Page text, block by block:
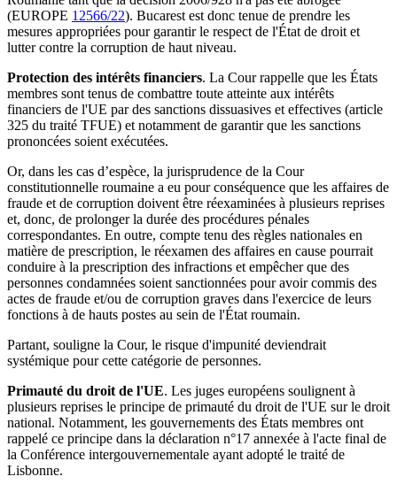
(EUROPE 12566/22). Bucarest est donc tenue de prendre les
mesures appropriées pour garantir le respect de l'État de droit et
lutter contre la corruption de haut niveau.
Protection des intérêts financiers. La Cour rappelle que les États
membres sont tenus de combattre toute atteinte aux intérêts
financiers de l'UE par des sanctions dissuasives et effectives (article
325 du traité TFUE) et notamment de garantir que les sanctions
prononcées soient exécutées.
Or, dans les cas d’espèce, la jurisprudence de la Cour
constitutionnelle roumaine a eu pour conséquence que les affaires de
fraude et de corruption doivent être réexaminées à plusieurs reprises
et, donc, de prolonger la durée des procédures pénales
correspondantes. En outre, compte tenu des règles nationales en
matière de prescription, le réexamen des affaires en cause pourrait
conduire à la prescription des infractions et empêcher que des
personnes condamnées soient sanctionnées pour avoir commis des
actes de fraude et/ou de corruption graves dans l'exercice de leurs
fonctions à de hauts postes au sein de l'État roumain.
Partant, souligne la Cour, le risque d'impunité deviendrait
systémique pour cette catégorie de personnes.
Primauté du droit de l'UE. Les juges européens soulignent à
plusieurs reprises le principe de primauté du droit de l'UE sur le droit
national. Notamment, les gouvernements des États membres ont
rappelé ce principe dans la déclaration n°17 annexée à l'acte final de
la Conférence intergouvernementale ayant adopté le traité de
Lisbonne.